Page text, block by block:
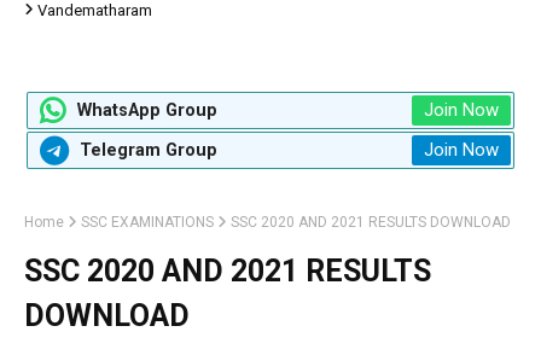
Vandematharam
WhatsApp Group Join Now
Telegram Group Join Now
Home SSC EXAMINATIONS SSC 2020 AND 2021 RESULTS DOWNLOAD
SSC 2020 AND 2021 RESULTS
DOWNLOAD